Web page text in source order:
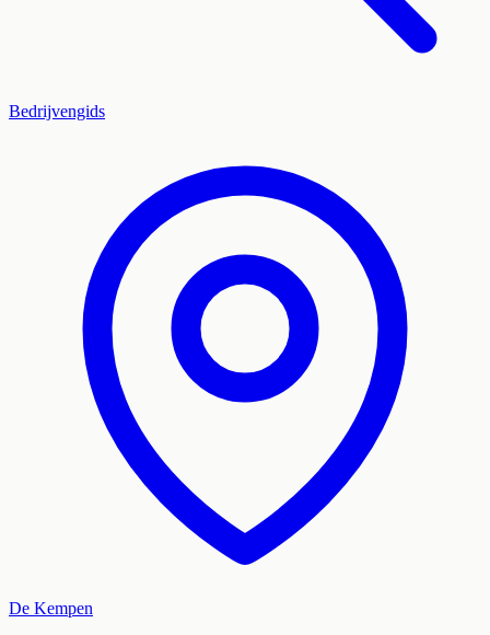
Bedrijvengids
De Kempen